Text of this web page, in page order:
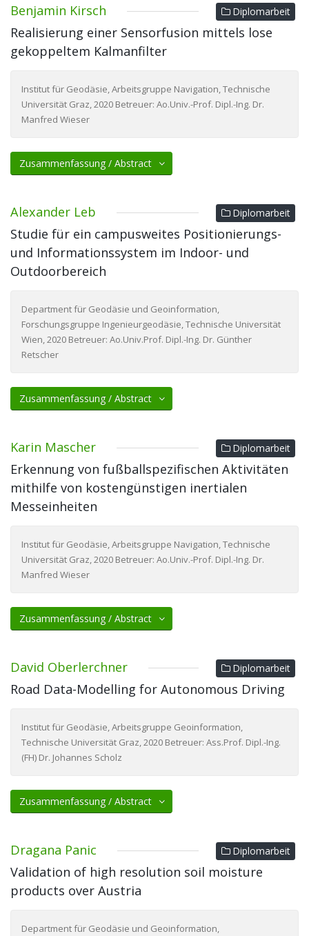
Benjamin Kirsch Diplomarbeit
Realisierung einer Sensorfusion mittels lose
gekoppeltem Kalmanfilter
Institut für Geodäsie, Arbeitsgruppe Navigation, Technische
Universität Graz, 2020 Betreuer: Ao.Univ.-Prof. Dipl.-Ing. Dr.
Manfred Wieser
Zusammenfassung / Abstract
Alexander Leb Diplomarbeit
Studie für ein campusweites Positionierungs-
und Informationssystem im Indoor- und
Outdoorbereich
Department für Geodäsie und Geoinformation,
Forschungsgruppe Ingenieurgeodäsie, Technische Universität
Wien, 2020 Betreuer: Ao.Univ.Prof. Dipl.-Ing. Dr. Günther
Retscher
Zusammenfassung / Abstract
Karin Mascher Diplomarbeit
Erkennung von fußballspezifischen Aktivitäten
mithilfe von kostengünstigen inertialen
Messeinheiten
Institut für Geodäsie, Arbeitsgruppe Navigation, Technische
Universität Graz, 2020 Betreuer: Ao.Univ.-Prof. Dipl.-Ing. Dr.
Manfred Wieser
Zusammenfassung / Abstract
David Oberlerchner Diplomarbeit
Road Data-Modelling for Autonomous Driving
Institut für Geodäsie, Arbeitsgruppe Geoinformation,
Technische Universität Graz, 2020 Betreuer: Ass.Prof. Dipl.-Ing.
(FH) Dr. Johannes Scholz
Zusammenfassung / Abstract
Dragana Panic Diplomarbeit
Validation of high resolution soil moisture
products over Austria
Department für Geodäsie und Geoinformation,